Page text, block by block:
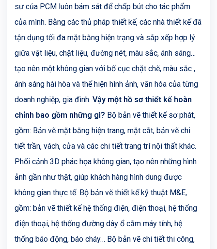
sư của PCM luôn bám sát để chấp bút cho tác phẩm
của mình. Bằng các thủ pháp thiết kế, các nhà thiết kế đã
tận dụng tối đa mặt bằng hiện trạng và sắp xếp hợp lý
giữa vật liệu, chật liệu, đường nét, màu sắc, ánh sáng…
tạo nên một không gian với bố cục chặt chẽ, màu sắc ,
ánh sáng hài hòa và thể hiện hình ảnh, văn hóa của từng
doanh nghiệp, gia đình. Vậy một hồ sơ thiết kế hoàn
chỉnh bao gồm những gì? Bộ bản vẽ thiết kế sơ phát,
gồm: Bản vẽ mặt bằng hiện trang, mặt cắt, bản vẽ chi
tiết trần, vách, cửa và các chi tiết trang trí nội thất khác.
Phối cảnh 3D phác họa không gian, tạo nên những hình
ảnh gần như thật, giúp khách hàng hình dung được
không gian thực tế. Bộ bản vẽ thiết kế kỹ thuật M&E,
gồm: bản vẽ thiết kế hệ thống điện, điện thoại, hệ thống
điện thoại, hệ thống đường dây ổ cắm máy tính, hệ
thống báo động, báo cháy… Bộ bản vẽ chi tiết thi công,